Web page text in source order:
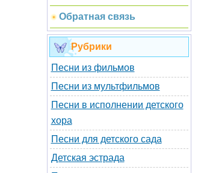
Обратная связь
Рубрики
Песни из фильмов
Песни из мультфильмов
Песни в исполнении детского
хора
Песни для детского сада
Детская эстрада